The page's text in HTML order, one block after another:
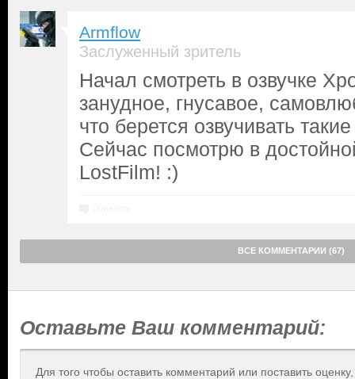
Armflow
Заслуженный зритель
Начал смотреть в озвучке
занудное, гнусавое,
что берется озвучивать
Сейчас посмотрю в
LostFilm! :)
ВСЕ КОММЕНТАРИИ (67)
Оставьте Ваш комментарий:
Для того чтобы оставить комментарий или поставить